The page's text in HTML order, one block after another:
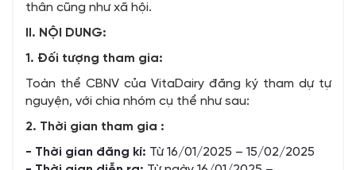
thân cũng như xã hội.
II. NỘI DUNG:
1. Đối tượng tham gia:
Toàn thể CBNV của VitaDairy đăng ký tham dự tự
nguyện, với chia nhóm cụ thể như sau:
2. Thời gian tham gia :
- Thời gian đăng kí: Từ 16/01/2025 – 15/02/2025